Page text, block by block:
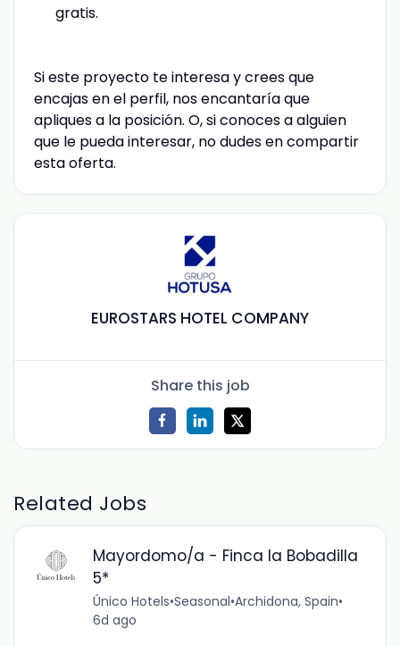
gratis.
Si este proyecto te interesa y crees que
encajas en el perfil, nos encantaría que
apliques a la posición. O, si conoces a alguien
que le pueda interesar, no dudes en compartir
esta oferta.
EUROSTARS HOTEL COMPANY
Share this job
Related Jobs
Mayordomo/a - Finca la Bobadilla
5*
Único Hotels•Seasonal•Archidona, Spain•
6d ago